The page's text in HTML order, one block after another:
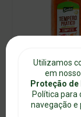
Soeto (5)
Restrição
Glúten (Não
Ovos (Pode
Tempero
19,90
Referencia
Utilizamos
em
Proteção
Política para
navegação e